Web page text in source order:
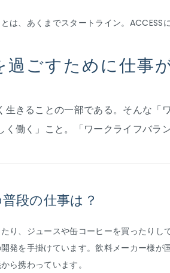
は、あくまでスタートライン。
ごすために仕事
生きることの一部である。そんな
く働く」こと。「ワークライフバ
段の仕事は？
り、ジュースや缶コーヒーを買ったりし
発を手掛けています。飲料メーカー様が
ら携わっています。